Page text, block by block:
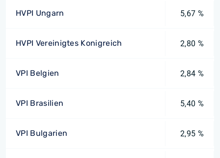
HVPI Ungarn 5,67 %
HVPI Vereinigtes Konigreich 2,80 %
VPI Belgien 2,84 %
VPI Brasilien 5,40 %
VPI Bulgarien 2,95 %